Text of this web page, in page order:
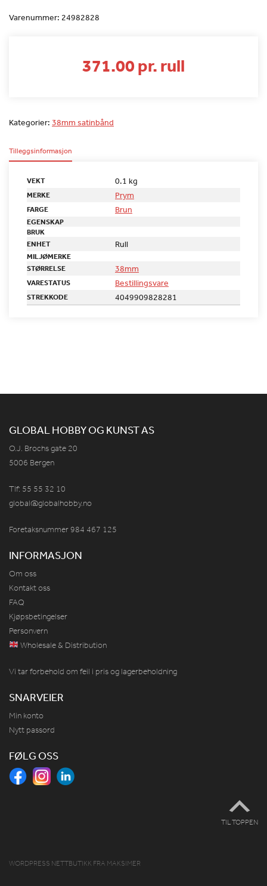
Varenummer: 24982828
371.00 pr. rull
Kategorier: 38mm satinbånd
Tilleggsinformasjon
VEKT 0.1 kg
MERKE Prym
FARGE Brun
EGENSKAP
BRUK
ENHET
Rull
MILJØMERKE
STØRRELSE
38mm
VARESTATUS Bestillingsvare
STREKKODE 4049909828281
GLOBAL HOBBY OG KUNST AS
O.J. Brochs gate 20
5006 Bergen
Tlf: 55 55 32 10
global@globalhobby.no
Foretaksnummer 984 467 125
INFORMASJON
Om oss
Kontakt oss
FAQ
Kjøpsbetingelser
Personvern
Wholesale & Distribution
Vi tar forbehold om feil i pris og lagerbeholdning
SNARVEIER
Min konto
Nytt passord
FØLG OSS
TIL TOPPEN
WORDPRESS NETTBUTIKK FRA MAKSIMER